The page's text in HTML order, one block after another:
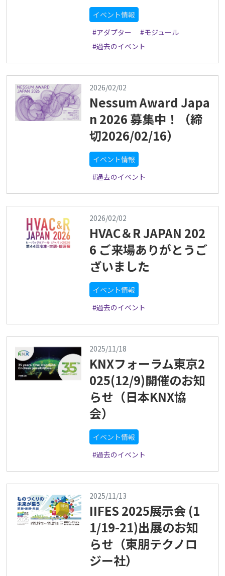
イベント情報
#アダプター
#モジュール
#過去のイベント
2026/02/02
Nessum Award Japa
n 2026 募集中！（締
切2026/02/16）
イベント情報
#過去のイベント
2026/02/02
HVAC＆R JAPAN 202
6 ご来場ありがとうご
ざいました
イベント情報
#過去のイベント
2025/11/18
KNXフォーラム東京2
025(12/9)開催のお知
らせ（日本KNX協
会）
イベント情報
#過去のイベント
2025/11/13
IIFES 2025展示会 (1
1/19-21)出展のお知
らせ（東朋テクノロ
ジー社）